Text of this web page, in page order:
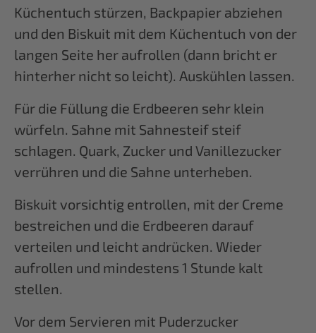
Küchentuch stürzen, Backpapier abziehen
und den Biskuit mit dem Küchentuch von der
langen Seite her aufrollen (dann bricht er
hinterher nicht so leicht). Auskühlen lassen.
Für die Füllung die Erdbeeren sehr klein
würfeln. Sahne mit Sahnesteif steif
schlagen. Quark, Zucker und Vanillezucker
verrühren und die Sahne unterheben.
Biskuit vorsichtig entrollen, mit der Creme
bestreichen und die Erdbeeren darauf
verteilen und leicht andrücken. Wieder
aufrollen und mindestens 1 Stunde kalt
stellen.
Vor dem Servieren mit Puderzucker